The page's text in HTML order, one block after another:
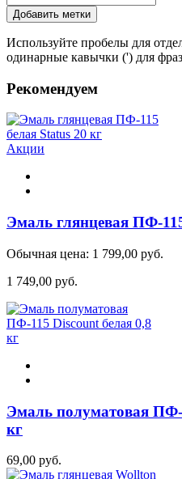
Добавить метки
Используйте пробелы для
одинарные кавычки (') для
Рекомендуем
Акции
Эмаль глянцевая ПФ-
Обычная цена: 1 799,00 руб.
1 749,00 руб.
Эмаль полуматовая ПФ-
кг
69,00 руб.